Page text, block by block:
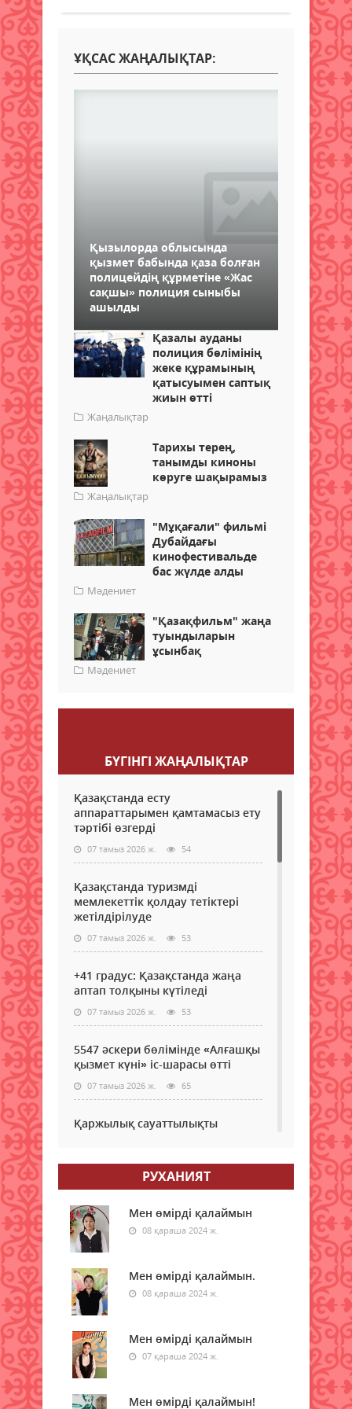
ҰҚСАС ЖАҢАЛЫҚТАР:
Қызылорда облысында
қызмет бабында қаза болған
полицейдің құрметіне «Жас
сақшы» полиция сыныбы
ашылды
Қазалы ауданы
полиция бөлімінің
жеке құрамының
қатысуымен саптық
жиын өтті
Жаңалықтар
Тарихы терең,
танымды киноны
көруге шақырамыз
Жаңалықтар
"Мұқағали" фильмі
Дубайдағы
кинофестивальде
бас жүлде алды
Мәдениет
"Қазақфильм" жаңа
туындыларын
ұсынбақ
Мәдениет
БҮГІНГI ЖАҢАЛЫҚТАР
Қазақстанда есту
аппараттарымен қамтамасыз ету
тәртібі өзгерді
07 тамыз 2026 ж. 54
Қазақстанда туризмді
мемлекеттік қолдау тетіктері
жетілдірілуде
07 тамыз 2026 ж. 53
+41 градус: Қазақстанда жаңа
аптап толқыны күтіледі
07 тамыз 2026 ж. 53
5547 әскери бөлімінде «Алғашқы
қызмет күні» іс-шарасы өтті
07 тамыз 2026 ж. 65
Қаржылық сауаттылықты
07 тамыз 2026 ж. 57
Ауыл шаруашылығы – өңір
экономикасының негізгі тірегі
07 тамыз 2026 ж.
Бүгін шетел валютасы қанша
теңгеден саудаланып жатыр
Бүгін бірнеше қалада ауа сапасы
төмендейді
07 тамыз 2026 ж. 47
РУХАНИЯТ
Мен өмірді қалаймын
08 қараша 2024 ж.
Мен өмірді қалаймын.
08 қараша 2024 ж.
Мен өмірді қалаймын
07 қараша 2024 ж.
Мен өмірді қалаймын!